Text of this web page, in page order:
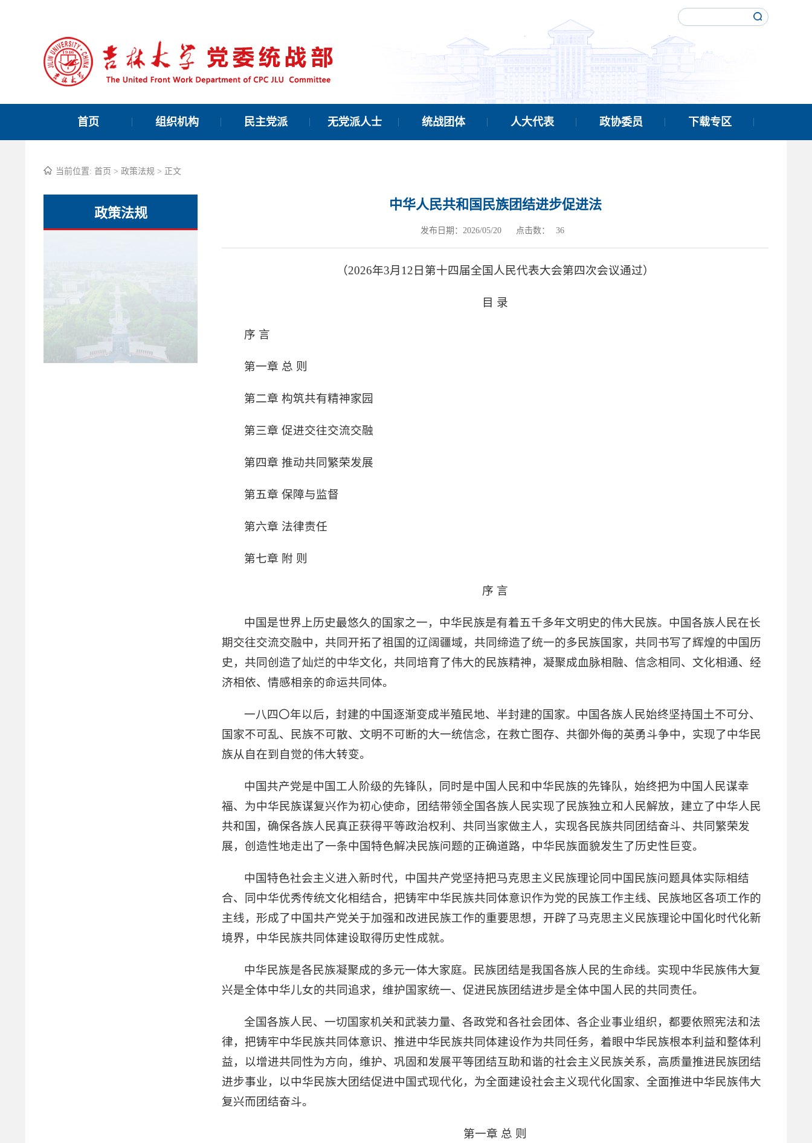
首页 组织机构 民主党派 无党派人士 统战团体 人大代表 政协委员 下载专区
当前位置: 首页 > 政策法规 > 正文
政策法规
中华人民共和国民族团结进步促进法
发布日期：2026/05/20 点击数： 36
（2026年3月12日第十四届全国人民代表大会第四次会议通过）
目 录
序 言
第一章 总 则
第二章 构筑共有精神家园
第三章 促进交往交流交融
第四章 推动共同繁荣发展
第五章 保障与监督
第六章 法律责任
第七章 附 则
序 言
中国是世界上历史最悠久的国家之一，中华民族是有着五千多年文明史的伟大民族。中国各族人民在长
期交往交流交融中，共同开拓了祖国的辽阔疆域，共同缔造了统一的多民族国家，共同书写了辉煌的中国历
史，共同创造了灿烂的中华文化，共同培育了伟大的民族精神，凝聚成血脉相融、信念相同、文化相通、经
济相依、情感相亲的命运共同体。
一八四〇年以后，封建的中国逐渐变成半殖民地、半封建的国家。中国各族人民始终坚持国土不可分、
国家不可乱、民族不可散、文明不可断的大一统信念，在救亡图存、共御外侮的英勇斗争中，实现了中华民
族从自在到自觉的伟大转变。
中国共产党是中国工人阶级的先锋队，同时是中国人民和中华民族的先锋队，始终把为中国人民谋幸
福、为中华民族谋复兴作为初心使命，团结带领全国各族人民实现了民族独立和人民解放，建立了中华人民
共和国，确保各族人民真正获得平等政治权利、共同当家做主人，实现各民族共同团结奋斗、共同繁荣发
展，创造性地走出了一条中国特色解决民族问题的正确道路，中华民族面貌发生了历史性巨变。
中国特色社会主义进入新时代，中国共产党坚持把马克思主义民族理论同中国民族问题具体实际相结
合、同中华优秀传统文化相结合，把铸牢中华民族共同体意识作为党的民族工作主线、民族地区各项工作的
主线，形成了中国共产党关于加强和改进民族工作的重要思想，开辟了马克思主义民族理论中国化时代化新
境界，中华民族共同体建设取得历史性成就。
中华民族是各民族凝聚成的多元一体大家庭。民族团结是我国各族人民的生命线。实现中华民族伟大复
兴是全体中华儿女的共同追求，维护国家统一、促进民族团结进步是全体中国人民的共同责任。
全国各族人民、一切国家机关和武装力量、各政党和各社会团体、各企业事业组织，都要依照宪法和法
律，把铸牢中华民族共同体意识、推进中华民族共同体建设作为共同任务，着眼中华民族根本利益和整体利
益，以增进共同性为方向，维护、巩固和发展平等团结互助和谐的社会主义民族关系，高质量推进民族团结
进步事业，以中华民族大团结促进中国式现代化，为全面建设社会主义现代化国家、全面推进中华民族伟大
复兴而团结奋斗。
第一章 总 则